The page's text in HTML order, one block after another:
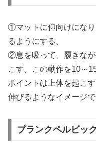
①マットに仰向けにな
るようにする。
②息を吸って、履きな
こす。この動作を10～
ポイントは上体を起こ
伸びるようなイメージで
プランクペルビッ